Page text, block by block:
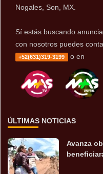
Nogales, Son, MX.
Sí estás buscando
con nosotros puedes
+52(631)319-3199 o en
ÚLTIMAS NOTICIAS
Avanza